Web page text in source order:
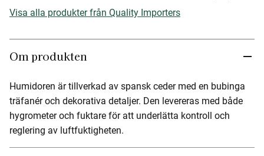
Visa alla produkter från Quality Importers
Om produkten
Humidoren är tillverkad av spansk ceder med en bubinga
träfanér och dekorativa detaljer. Den levereras med både
hygrometer och fuktare för att underlätta kontroll och
reglering av luftfuktigheten.